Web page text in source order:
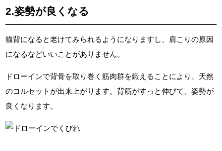
2.姿勢が良くなる
猫背になると老けてみられるようになりますし、肩こりの原因
になるなどいいことがありません。
ドローインで背骨を取り巻く筋肉群を鍛えることにより、天然
のコルセットが出来上がります。背筋がすっと伸びて、姿勢が
良くなります。